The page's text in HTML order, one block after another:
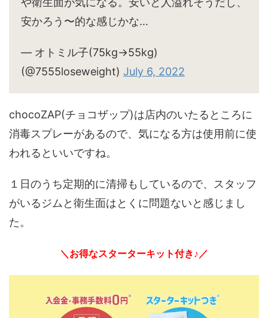
安かろう〜的な感じかな…
— オトミル子(75kg→55kg)
(@7555loseweight) July 6, 2022
chocoZAP(チョコザップ)は店内のいたるところに
消毒スプレーがあるので、気になる方は使用前に使
われるといいですね。
１日のうち定期的に清掃もしているので、スタッフ
がいるジムと衛生面はとくに問題ないと感じまし
た。
＼お得なスターターキット付き♪／